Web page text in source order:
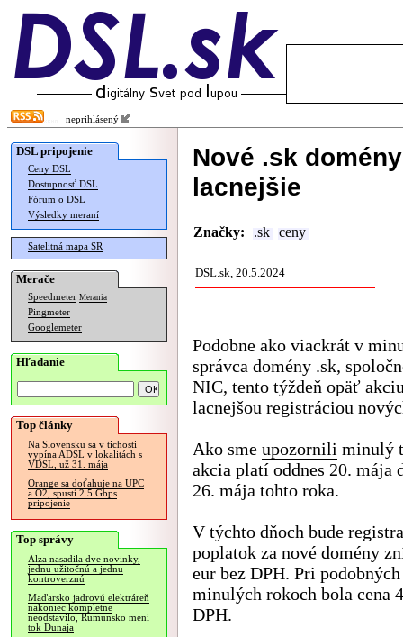
neprihlásený
DSL pripojenie
Ceny DSL
Dostupnosť DSL
Fórum o DSL
Výsledky meraní
Satelitná mapa SR
Merače
Speedmeter Merania
Pingmeter
Googlemeter
Hľadanie
Top články
Na Slovensku sa v tichosti
vypína ADSL v lokalitách s
VDSL, už 31. mája
Orange sa doťahuje na UPC
a O2, spustí 2.5 Gbps
pripojenie
Top správy
Alza nasadila dve novinky,
jednu užitočnú a jednu
kontroverznú
Maďarsko jadrovú elektráreň
nakoniec kompletne
neodstavilo, Rumunsko mení
tok Dunaja
Nové .sk
lacnejšie
Značky: .sk ceny
DSL.sk, 20.5.2024
Podobne ako viackrát v
správca domény .sk,
NIC, tento týždeň opäť
lacnejšou registráciou
Ako sme upozornili minulý
akcia platí oddnes 20. mája
26. mája tohto roka.
V týchto dňoch bude
poplatok za nové domény
eur bez DPH. Pri
minulých rokoch bola cena
DPH.